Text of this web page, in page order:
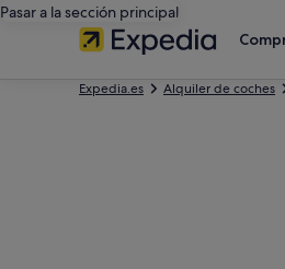
Pasar a la sección principal
Expedia.es Alquiler de coches